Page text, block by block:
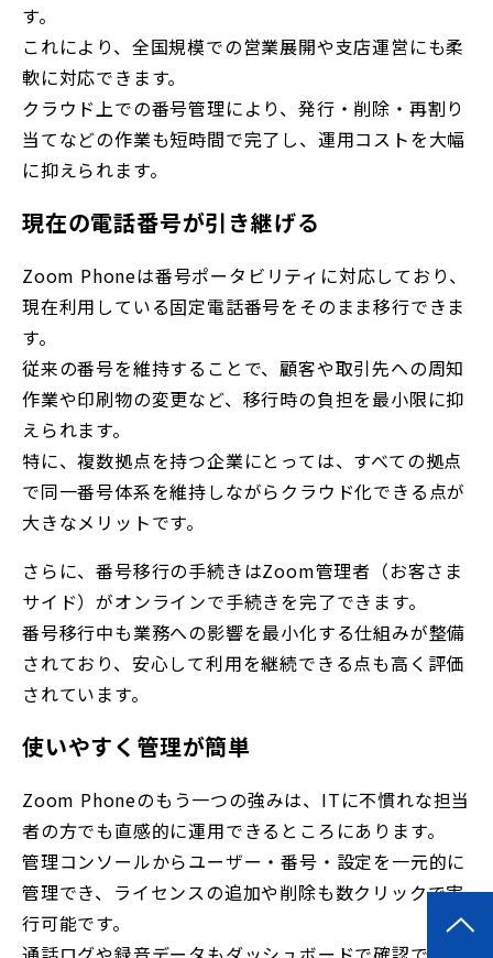
す。
これにより、全国規模での営業展開や支店運営にも柔
軟に対応できます。
クラウド上での番号管理により、発行・削除・再割り
当てなどの作業も短時間で完了し、運用コストを大幅
に抑えられます。
現在の電話番号が引き継げる
Zoom Phoneは番号ポータビリティに対応しており、
現在利用している固定電話番号をそのまま移行できま
す。
従来の番号を維持することで、顧客や取引先への周知
作業や印刷物の変更など、移行時の負担を最小限に抑
えられます。
特に、複数拠点を持つ企業にとっては、すべての拠点
で同一番号体系を維持しながらクラウド化できる点が
大きなメリットです。
さらに、番号移行の手続きはZoom管理者（お客さま
サイド）がオンラインで手続きを完了できます。
番号移行中も業務への影響を最小化する仕組みが整備
されており、安心して利用を継続できる点も高く評価
されています。
使いやすく管理が簡単
Zoom Phoneのもう一つの強みは、ITに不慣れな担当
者の方でも直感的に運用できるところにあります。
管理コンソールからユーザー・番号・設定を一元的に
管理でき、ライセンスの追加や削除も数クリックで実
行可能です。